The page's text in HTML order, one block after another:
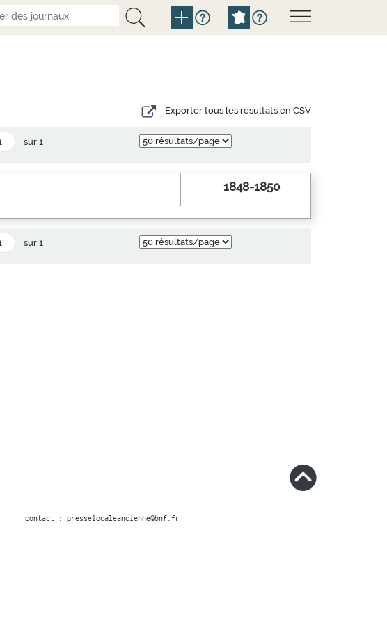
Exporter tous les résultats en CSV
sur 1
1848-1850
sur 1
contact : presselocaleancienne@bnf.fr